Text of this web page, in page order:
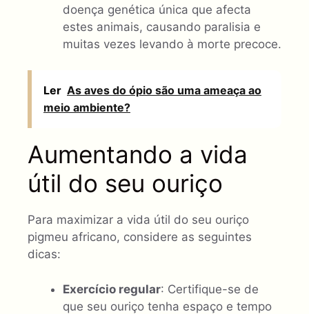
doença genética única que afecta
estes animais, causando paralisia e
muitas vezes levando à morte precoce.
Ler As aves do ópio são uma ameaça ao
meio ambiente?
Aumentando a vida
útil do seu ouriço
Para maximizar a vida útil do seu ouriço
pigmeu africano, considere as seguintes
dicas:
Exercício regular: Certifique-se de
que seu ouriço tenha espaço e tempo